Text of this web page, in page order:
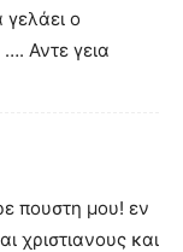
γελάει ο
Αντε γεια
πουστη μου! εν
χριστιανους και